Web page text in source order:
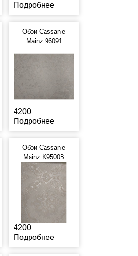
Подробнее
Обои Cassanie
Mainz 96091
4200
Подробнее
Обои Cassanie
Mainz K9500B
4200
Подробнее